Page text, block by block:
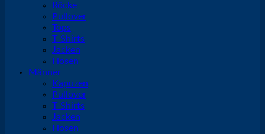
Röcke
Pullover
Tops
T-Shirts
Jacken
Hosen
Männer
Kapuzen
Pullover
T-Shirts
Jacken
Hosen